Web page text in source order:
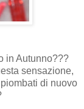
in Autunno???
sensazione,
di nuovo